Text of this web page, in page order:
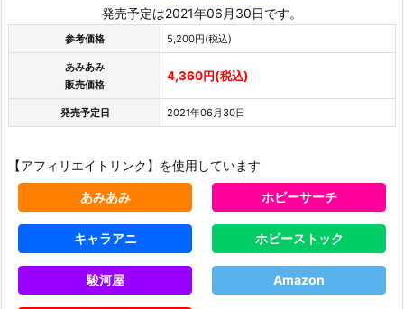
発売予定は2021年06月30日です。
参考価格 5,200円(税込)
あみあみ
販売価格
4,360円(税込)
発売予定日 2021年06月30日
【アフィリエイトリンク】を使用しています
あみあみ ホビーサーチ
キャラアニ ホビーストック
駿河屋 Amazon